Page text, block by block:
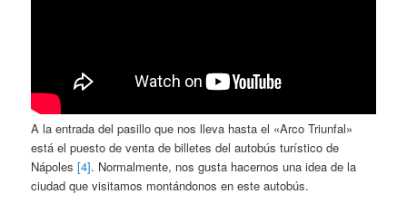
A la entrada del pasillo que nos lleva hasta el «Arco Triunfal»
está el puesto de venta de billetes del autobús turístico de
Nápoles[4]. Normalmente, nos gusta hacernos una idea de la
ciudad que visitamos montándonos en este autobús.